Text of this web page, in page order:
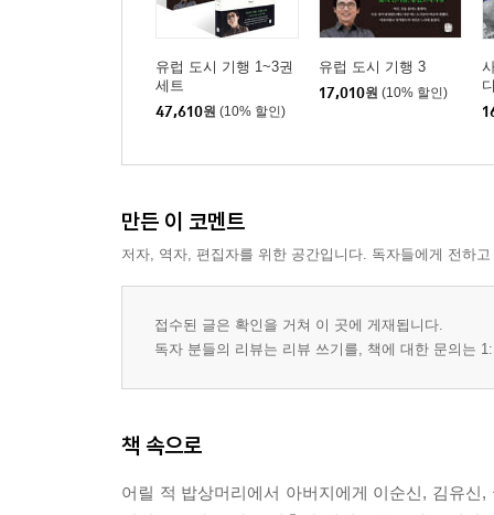
유럽 도시 기행 1~3권
세트
47,610원 (10% 할인)
유럽 도시 기행 3
17,010원 (10% 할인)
만든 이 코멘트
저자, 역자, 편집자를 위한 공간입니다. 독자들에게 전하
접수된 글은 확인을 거쳐 이 곳에 게재됩니다.
독자 분들의 리뷰는 리뷰 쓰기를, 책에 대한 문의는
책 속으로
어릴 적 밥상머리에서 아버지에게 이순신, 김유